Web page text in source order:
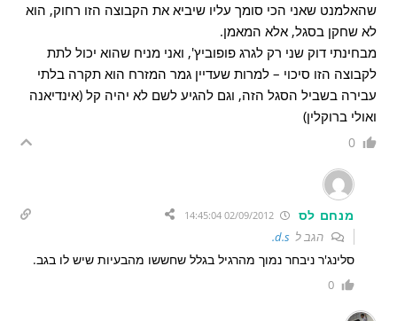
שהאלמנט שאני הכי סומך עליו שיביא את הקבוצה הזו רחוק, הוא
לא שחקן בסגל, אלא המאמן.
מבחינתי דוק שני רק לגרג פופוביץ', ואני מניח שהוא יכול לתת
לקבוצה הזו סיכוי – למרות שעדיין גמר המזרח הוא תקרה בלתי
עבירה בשביל הסגל הזה, וגם להגיע לשם לא יהיה קל (אינדיאנה
ואולי ברוקלין)
0
מנחם לס 02/09/2012 14:45:04
הגב לd.s.
סלינג'ר ניבחר נמוך מהרגיל בגלל שחששו מהבעיות שיש לו בגב.
0